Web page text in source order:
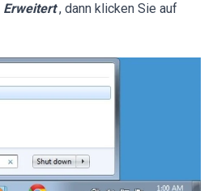
Erweitert , dann klicken Sie auf